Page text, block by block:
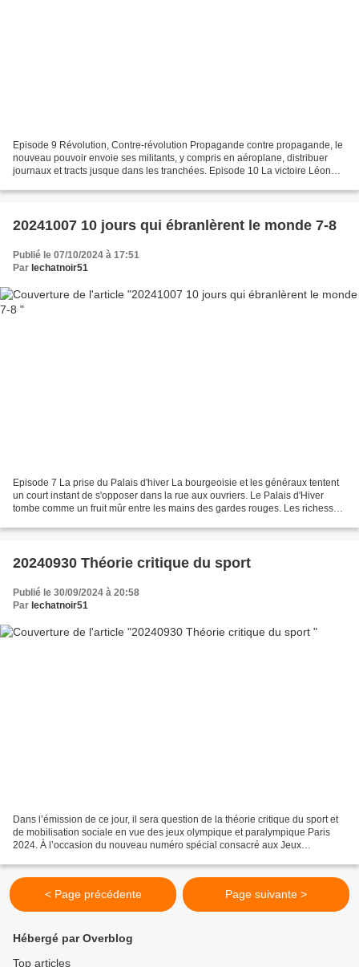
Episode 9 Révolution, Contre-révolution Propagande contre propagande, le
nouveau pouvoir envoie ses militants, y compris en aéroplane, distribuer
journaux et tracts jusque dans les tranchées. Episode 10 La victoire Léon
20241007 10 jours qui ébranlèrent le monde 7-8
Publié le 07/10/2024 à 17:51
Par lechatnoir51
Episode 7 La prise du Palais d'hiver La bourgeoisie et les généraux tentent
un court instant de s'opposer dans la rue aux ouvriers. Le Palais d'Hiver
tombe comme un fruit mûr entre les mains des gardes rouges. Les richesses
20240930 Théorie critique du sport
Publié le 30/09/2024 à 20:58
Par lechatnoir51
Dans l’émission de ce jour, il sera question de la théorie critique du sport et
de mobilisation sociale en vue des jeux olympique et paralympique Paris
2024. À l’occasion du nouveau numéro spécial consacré aux Jeux
< Page précédente Page suivante >
Hébergé par Overblog
Top articles